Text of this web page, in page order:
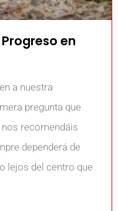
en
a nuestra
pregunta que
nos recomendáis
dependerá de
lejos del centro que